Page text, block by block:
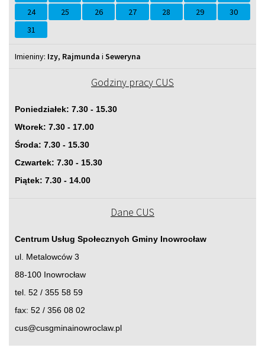
24
25 26 27 28 29
30
31
Imieniny
Imieniny: Izy, Rajmunda i Seweryna
Godziny pracy CUS
Poniedziałek: 7.30 - 15.30
Wtorek: 7.30 - 17.00
Środa: 7.30 - 15.30
Czwartek: 7.30 - 15.30
Piątek: 7.30 - 14.00
Dane CUS
Centrum Usług Społecznych Gminy Inowrocław
ul. Metalowców 3
88-100 Inowrocław
tel. 52 / 355 58 59
fax: 52 / 356 08 02
cus@cusgminainowroclaw.pl